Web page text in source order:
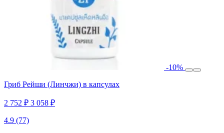
-10%
Гриб Рейши (Линчжи) в капсулах
2 752 ₽ 3 058 ₽
4.9 (77)